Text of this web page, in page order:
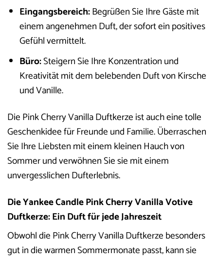
Eingangsbereich:Begrüßen Sie Ihre Gäste mit
einem angenehmen Duft, der sofort ein positives
Gefühl vermittelt.
Büro:Steigern Sie Ihre Konzentration und
Kreativität mit dem belebenden Duft von Kirsche
und Vanille.
Die Pink Cherry Vanilla Duftkerze ist auch eine tolle
Geschenkidee für Freunde und Familie. Überraschen
Sie Ihre Liebsten mit einem kleinen Hauch von
Sommer und verwöhnen Sie sie mit einem
unvergesslichen Dufterlebnis.
Die Yankee Candle Pink Cherry Vanilla Votive
Duftkerze: Ein Duft für jede Jahreszeit
Obwohl die Pink Cherry Vanilla Duftkerze besonders
gut in die warmen Sommermonate passt, kann sie